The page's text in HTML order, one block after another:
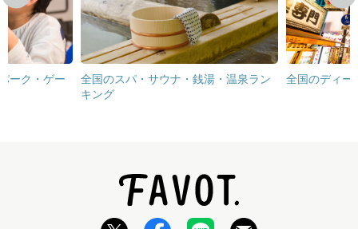
ーク・ゲー
全国のスパ・サウナ・銭湯・温泉ラン
キング
全国のディー